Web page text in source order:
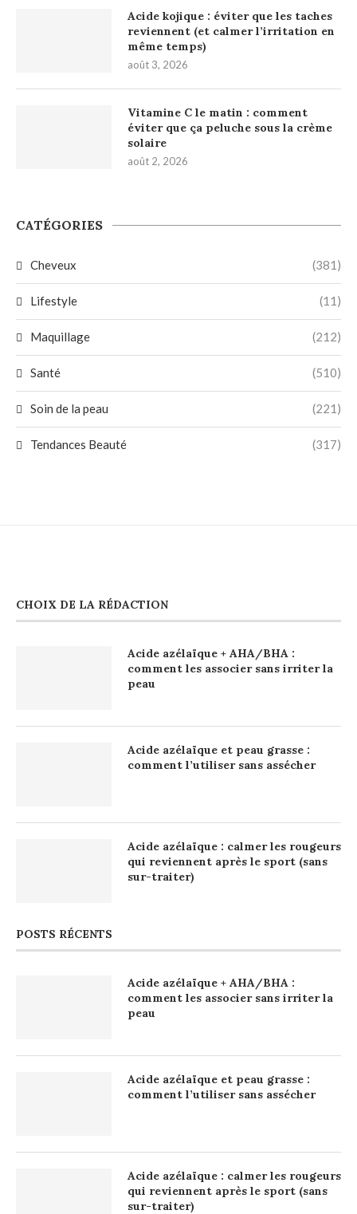
Acide kojique : éviter que les taches
reviennent (et calmer l’irritation en
même temps)
août 3, 2026
Vitamine C le matin : comment
éviter que ça peluche sous la crème
solaire
août 2, 2026
CATÉGORIES
Cheveux (381)
Lifestyle (11)
Maquillage (212)
Santé (510)
Soin de la peau (221)
Tendances Beauté (317)
CHOIX DE LA RÉDACTION
Acide azélaïque + AHA/BHA :
comment les associer sans irriter la
peau
Acide azélaïque et peau grasse :
comment l’utiliser sans assécher
Acide azélaïque : calmer les rougeurs
qui reviennent après le sport (sans
sur-traiter)
POSTS RÉCENTS
Acide azélaïque + AHA/BHA :
comment les associer sans irriter la
peau
Acide azélaïque et peau grasse :
comment l’utiliser sans assécher
Acide azélaïque : calmer les rougeurs
qui reviennent après le sport (sans
sur-traiter)